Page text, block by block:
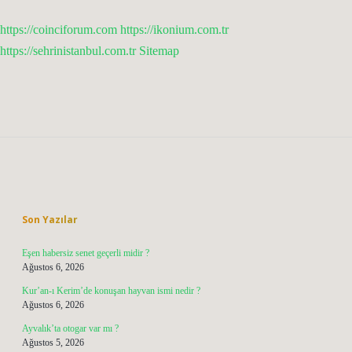
https://coinciforum.com https://ikonium.com.tr
https://sehrinistanbul.com.tr Sitemap
Son Yazılar
Eşen habersiz senet geçerli midir ?
Ağustos 6, 2026
Kur’an-ı Kerim’de konuşan hayvan ismi nedir ?
Ağustos 6, 2026
Ayvalık’ta otogar var mı ?
Ağustos 5, 2026